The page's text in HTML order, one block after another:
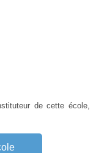
de cette école,